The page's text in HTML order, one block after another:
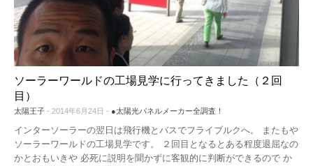
●パワコン
●雑草対策
●保険
●フェンス
●メンテナンス
ソーラーシェアリングとは
機器レンタル
ソーラーワールドの工場見学に行ってきました（２回
目）
太陽王子 - 2014年6月24日 - ●太陽光パネルメーカー全調査！
インターソーラーの翌日は飛行機とバスでフライブルクへ。 またもや
ソーラーワールドの工場見学です。 ２回目となるとある程度退屈なの
かとおもいきや 必死に説明を聞かずに客観的に判断ができるので か